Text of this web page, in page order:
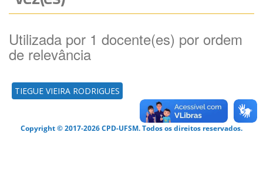
Utilizada por 1 docente(es) por ordem
de relevância
TIEGUE VIEIRA RODRIGUES
Copyright © 2017-2026 CPD-UFSM. Todos os direitos reservados.